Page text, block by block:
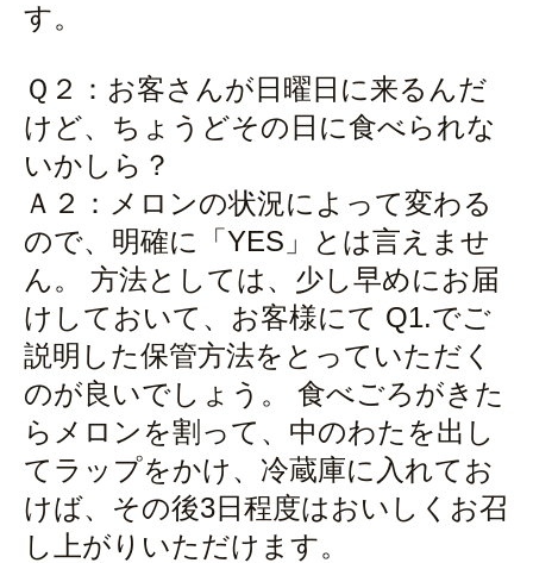
す。
Ｑ２：お客さんが日曜日に来るんだ
けど、ちょうどその日に食べられな
いかしら？
Ａ２：メロンの状況によって変わる
ので、明確に「YES」とは言えませ
ん。 方法としては、少し早めにお届
けしておいて、お客様にて Q1.でご
説明した保管方法をとっていただく
のが良いでしょう。 食べごろがきた
らメロンを割って、中のわたを出し
てラップをかけ、冷蔵庫に入れてお
けば、その後3日程度はおいしくお召
し上がりいただけます。